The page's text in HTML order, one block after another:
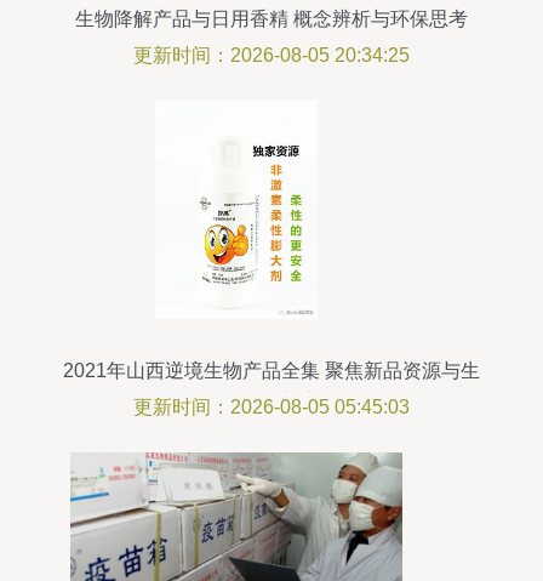
生物降解产品与日用香精 概念辨析与环保思考
更新时间：2026-08-05 20:34:25
2021年山西逆境生物产品全集 聚焦新品资源与生
物制品创新突破
更新时间：2026-08-05 05:45:03